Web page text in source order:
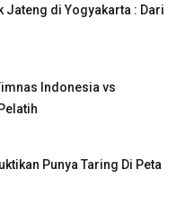
Jateng di Yogyakarta : Dari
Indonesia vs
Punya Taring Di Peta